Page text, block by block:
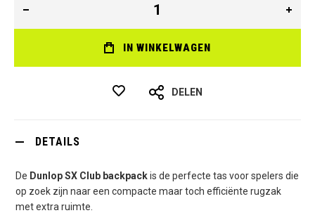
IN WINKELWAGEN
DELEN
DETAILS
De Dunlop SX Club backpackis de perfecte tas voor spelers die
op zoek zijn naar een compacte maar toch efficiënte rugzak
met extra ruimte.